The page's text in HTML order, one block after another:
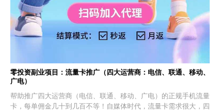
零投资副业项目：流量卡推广（四大运营商：电信、联通、移动、
广电）
帮助推广四大运营商（电信、联通、移动、广电）的正规手机流量
卡，每单佣金几十到几百不等！自媒体时代，流量卡需求很大，四